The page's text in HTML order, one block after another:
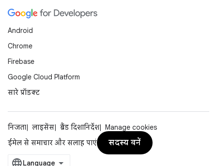
Android
Chrome
Firebase
Google Cloud Platform
सारे प्रॉडक्ट
निजता लाइसेंस ब्रैंड दिशानिर्देश
Manage cookies
ईमेल से समाचार और सलाह पाएं
सदस्य बनें